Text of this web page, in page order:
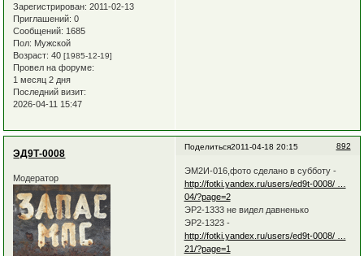
Зарегистрирован: 2011-02-13
Приглашений: 0
Сообщений: 1685
Пол: Мужской
Возраст: 40[1985-12-19]
Провел на форуме:
1 месяц 2 дня
Последний визит:
2026-04-11 15:47
Поделиться 892
2011-04-18 20:15
ЭД9Т-0008
Модератор
ЭМ2И-016,фото сделано в субботу -
http://fotki.yandex.ru/users/ed9t-0008/ …
04/?page=2
ЭР2-1333 не видел давненько
ЭР2-1323 -
http://fotki.yandex.ru/users/ed9t-0008/ …
21/?page=1